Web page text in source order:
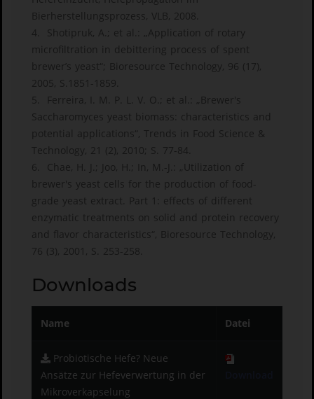
Bierherstellungsprozess, VLB, 2008.
4. Shotipruk, A.; et al.: „Application of rotary
microfiltration in debittering process of spent
brewer’s yeast“; Bioresource Technology, 96 (17),
2005, S.1851-1859.
5. Ferreira, I. M. P. L. V. O.; et al.: „Brewer's
Saccharomyces yeast biomass: characteristics and
potential applications“, Trends in Food Science &
Technology, 21 (2), 2010; S. 77-84.
6. Chae, H. J.; Joo, H.; In, M.-J.: „Utilization of
brewer's yeast cells for the production of food-
grade yeast extract. Part 1: effects of different
enzymatic treatments on solid and protein recovery
and flavor characteristics“, Bioresource Technology,
76 (3), 2001, S. 253-258.
Downloads
Name Datei
Probiotische Hefe? Neue
Ansätze zur Hefeverwertung in der
Mikroverkapselung